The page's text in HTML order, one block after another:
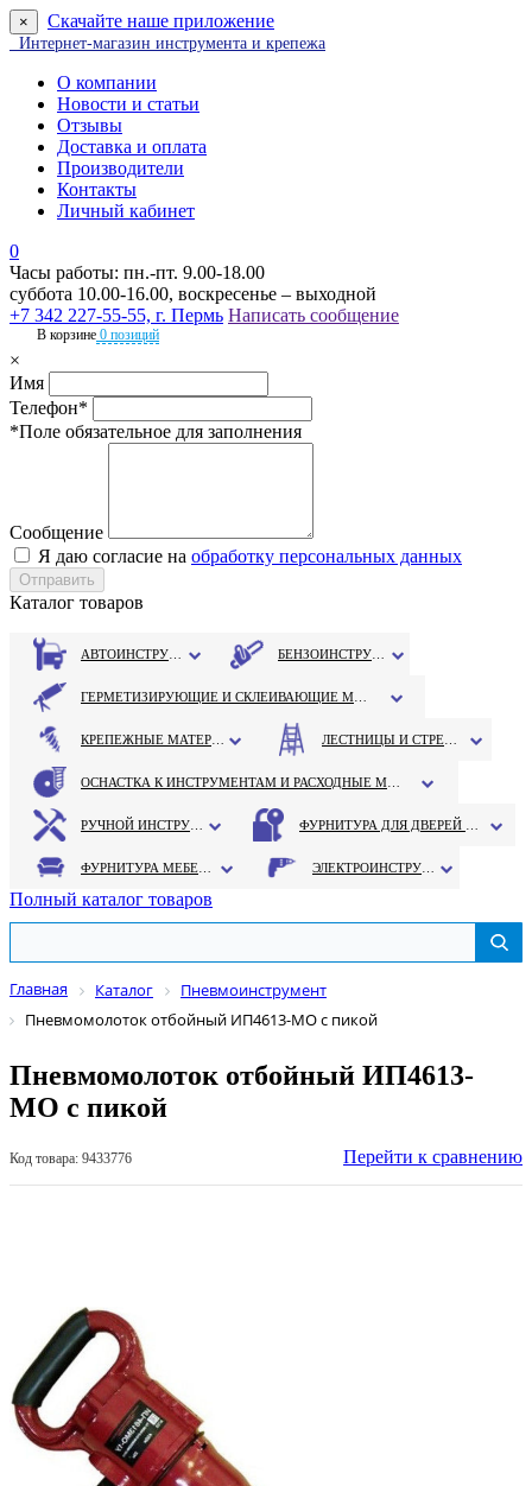
× Скачайте наше приложение
Интернет-магазин инструмента и крепежа
О компании
Новости и статьи
Отзывы
Доставка и оплата
Производители
Контакты
Личный кабинет
0
Часы работы: пн.-пт. 9.00-18.00
суббота 10.00-16.00, воскресенье – выходной
+7 342 227-55-55, г. Пермь Написать сообщение
В корзине 0 позиций
×
Имя
Телефон*
*Поле обязательное для заполнения
Сообщение
Я даю согласие на обработку персональных данных
Каталог товаров
Полный каталог товаров
Главная Каталог
Пневмоинструмент
Пневмомолоток отбойный ИП4613-МО с пикой
Пневмомолоток отбойный ИП4613-
МО с пикой
Код товара: 9433776 Перейти к сравнению